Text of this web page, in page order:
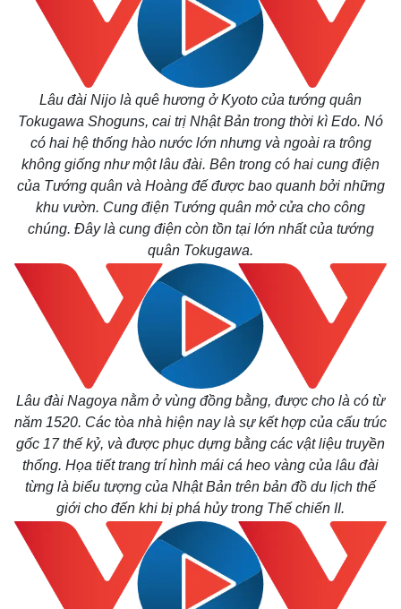
Thế giới
Quan sát
Cuộc sống đó đây
Multimedia
E-Magazine
Infographic
Lâu đài Nijo là quê hương ở Kyoto của tướng quân
Tokugawa Shoguns, cai trị Nhật Bản trong thời kì Edo. Nó
có hai hệ thống hào nước lớn nhưng và ngoài ra trông
không giống như một lâu đài. Bên trong có hai cung điện
của Tướng quân và Hoàng đế được bao quanh bởi những
khu vườn. Cung điện Tướng quân mở cửa cho công
chúng. Đây là cung điện còn tồn tại lớn nhất của tướng
quân Tokugawa.
Lâu đài Nagoya nằm ở vùng đồng bằng, được cho là có từ
năm 1520. Các tòa nhà hiện nay là sự kết hợp của cấu trúc
gốc 17 thế kỷ, và được phục dựng bằng các vật liệu truyền
thống. Họa tiết trang trí hình mái cá heo vàng của lâu đài
từng là biểu tượng của Nhật Bản trên bản đồ du lịch thế
giới cho đến khi bị phá hủy trong Thế chiến II.